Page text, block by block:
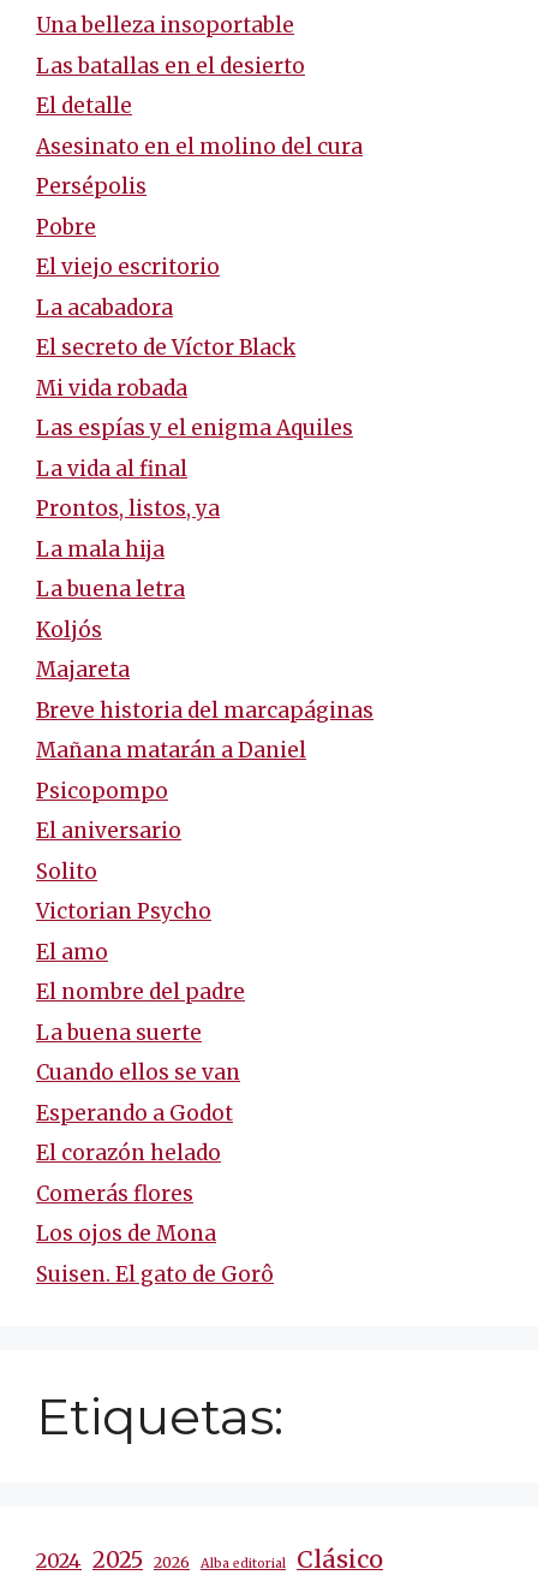
Una belleza insoportable
Las batallas en el desierto
El detalle
Asesinato en el molino del cura
Persépolis
Pobre
El viejo escritorio
La acabadora
El secreto de Víctor Black
Mi vida robada
Las espías y el enigma Aquiles
La vida al final
Prontos, listos, ya
La mala hija
La buena letra
Koljós
Majareta
Breve historia del marcapáginas
Mañana matarán a Daniel
Psicopompo
El aniversario
Solito
Victorian Psycho
El amo
El nombre del padre
La buena suerte
Cuando ellos se van
Esperando a Godot
El corazón helado
Comerás flores
Los ojos de Mona
Suisen. El gato de Gorô
Etiquetas:
2024 2025 2026 Alba editorial Clásico